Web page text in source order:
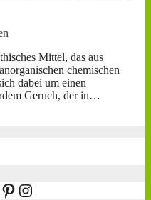
Mittel, das aus
chemischen
dabei um einen
Geruch, der in…
Pinterest
Instagram